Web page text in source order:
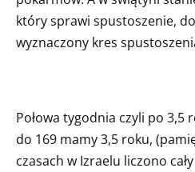
który sprawi spustoszenie,
wyznaczony kres
Połowa tygodnia czyli po 3,5
do 169 mamy 3,5 roku,
czasach w Izraelu liczono